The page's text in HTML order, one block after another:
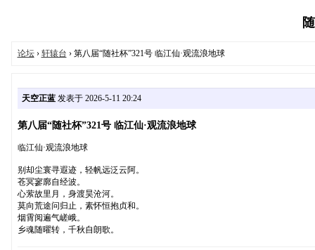
论坛› 轩辕台 › 第八届“随社杯”321号 临江仙·观流浪地球
天空正蓝发表于 2026-5-11 20:24
第八届“随社杯”321号 临江仙·观流浪地球
临江仙·观流浪地球
别却尘寰寻遐迹，轻帆远泛云阿。
苍冥寥廓自经波。
心萦故里月，身渡昊沧河。
莫向荒途问归止，素怀恒抱贞和。
烟霄阅遍气嵯峨。
乡魂随曜转，千秋自朗歌。